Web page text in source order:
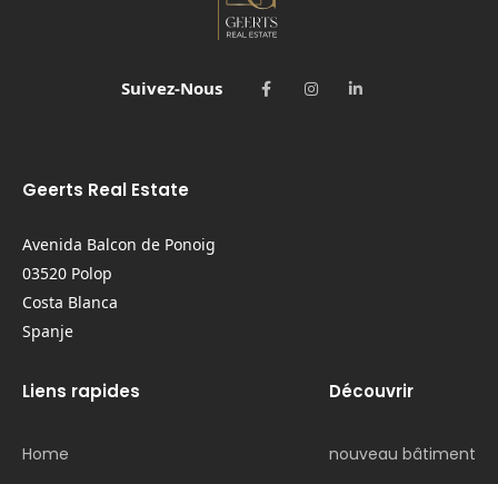
Suivez-Nous
Geerts Real Estate
Avenida Balcon de Ponoig
03520 Polop
Costa Blanca
Spanje
Liens rapides
Home
Découvrir
nouveau bâtiment